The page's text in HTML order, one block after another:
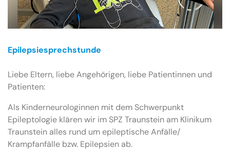
Epilepsiesprechstunde
Liebe Eltern, liebe Angehörigen, liebe Patientinnen und
Patienten:
Als Kinderneurologinnen mit dem Schwerpunkt
Epileptologie klären wir im SPZ Traunstein am Klinikum
Traunstein alles rund um epileptische Anfälle/
Krampfanfälle bzw. Epilepsien ab.